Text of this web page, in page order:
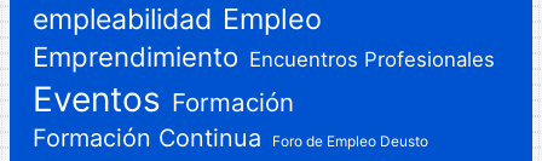
empleabilidad Empleo
Emprendimiento Encuentros Profesionales
Eventos Formación
Formación Continua Foro de Empleo Deusto